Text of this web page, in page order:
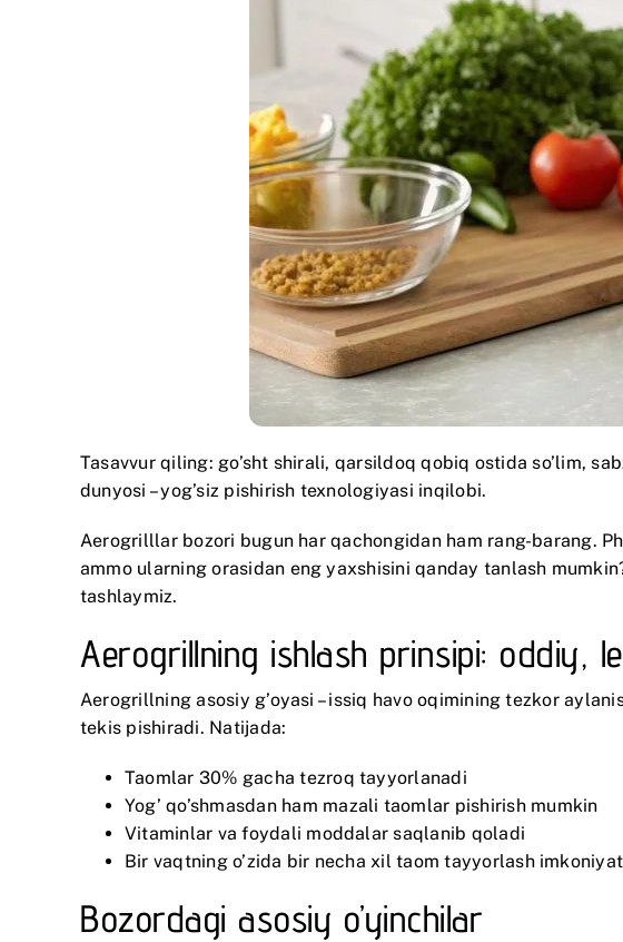
Tasavvur qiling: go’sht shirali, qarsildoq qobiq ostida so’lim,
dunyosi – yog’siz pishirish texnologiyasi inqilobi.
Aerogrilllar bozori bugun har qachongidan ham rang-barang.
ammo ularning orasidan eng yaxshisini qanday tanlash
tashlaymiz.
Aerogrillning ishlash prinsipi: oddiy,
Aerogrillning asosiy g’oyasi – issiq havo oqimining tezkor
tekis pishiradi. Natijada:
Taomlar 30% gacha tezroq tayyorlanadi
Yog’ qo’shmasdan ham mazali taomlar pishirish mumkin
Vitaminlar va foydali moddalar saqlanib qoladi
Bir vaqtning o’zida bir necha xil taom tayyorlash
Bozordagi asosiy o’yinchilar